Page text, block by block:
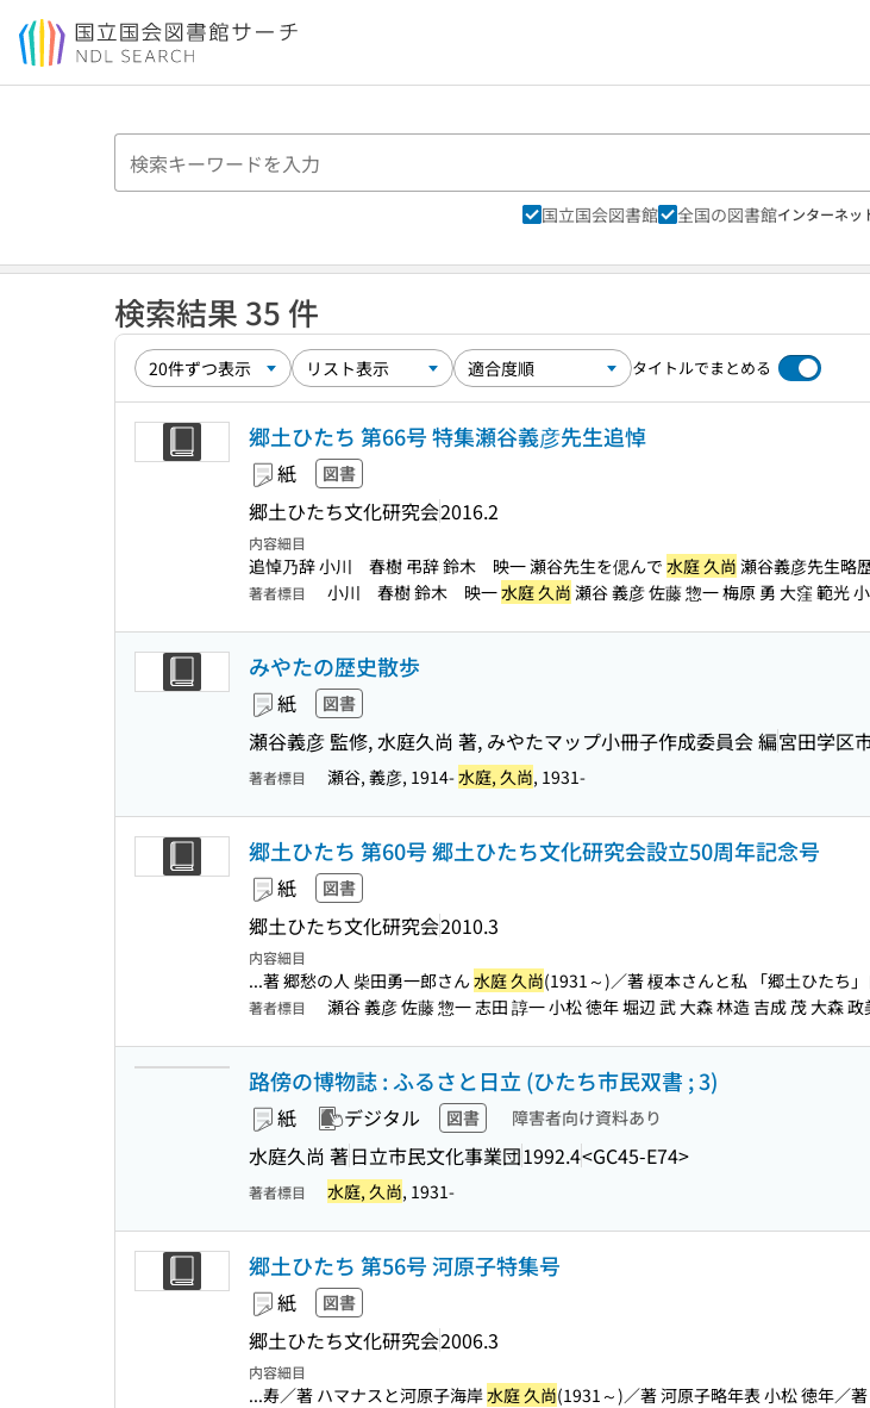
本文へ移動
国立国会図書館 全国の図書館インターネッ
検索結果 35 件
タイトルでまとめる
郷土ひたち 第66号 特集瀬谷義彦先生追悼
紙 図書
郷土ひたち文化研究会2016.2
内容細目
追悼乃辞 小川 春樹 弔辞 鈴木 映一 瀬谷先生を偲んで 水庭 久尚 瀬谷義彦先生略
著者標目 小川 春樹 鈴木 映一水庭 久尚 瀬谷 義彦 佐藤 惣一 梅原 勇 大窪 範光
みやたの歴史散歩
紙 図書
瀬谷義彦 監修, 水庭久尚 著, みやたマップ小冊子作成委員会 編宮田学区
著者標目 瀬谷, 義彦, 1914-水庭, 久尚, 1931-
郷土ひたち 第60号 郷土ひたち文化研究会設立50周年記念号
紙 図書
郷土ひたち文化研究会2010.3
内容細目
...著 郷愁の人 柴田勇一郎さん 水庭 久尚(1931～)／著 榎本さんと私 「郷土ひたち
著者標目 瀬谷 義彦 佐藤 惣一 志田 諄一 小松 徳年 堀辺 武 大森 林造 吉成 茂 大森
路傍の博物誌 : ふるさと日立 (ひたち市民双書 ; 3)
紙 デジタル 図書 障害者向け資料あり
水庭久尚 著日立市民文化事業団1992.4<GC45-E74>
著者標目 水庭, 久尚, 1931-
郷土ひたち 第56号 河原子特集号
紙 図書
郷土ひたち文化研究会2006.3
内容細目
...寿／著 ハマナスと河原子海岸水庭 久尚(1931～)／著 河原子略年表 小松 徳年／